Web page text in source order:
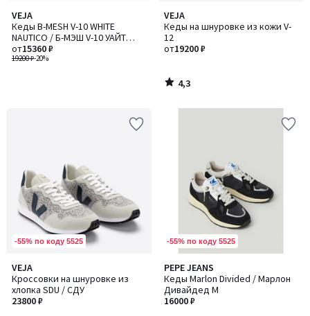
VEJA
Кеды B-MESH V-10 WHITE
NAUTICO / Б-МЭШ V-10 УАЙТ
НОТИКО
19200 ₽-20%
от15360 ₽
VEJA
Кеды на шнуровке из кожи V-
12
от19200 ₽
4,3
/ 5
4,3
/
-55% по коду 5525
VEJA
Кроссовки на шнуровке из
хлопка SDU / СДУ
23800 ₽
-55% по коду 5525
PEPE JEANS
Кеды Marlon Divided / Марлон
Дивайдед M
16000 ₽